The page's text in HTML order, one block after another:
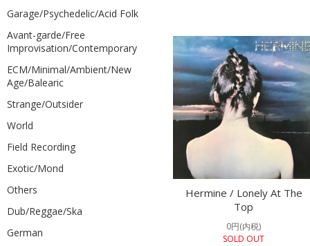
Hermine / Lonely At The
Top
0円(内税)
SOLD OUT
Garage/Psychedelic/Acid Folk
Avant-garde/Free
Improvisation/Contemporary
ECM/Minimal/Ambient/New
Age/Balearic
Strange/Outsider
World
Field Recording
Exotic/Mond
Others
Dub/Reggae/Ska
German